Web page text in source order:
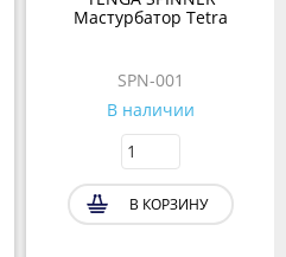
Мастурбатор Tetra
SPN-001
В наличии
В КОРЗИНУ